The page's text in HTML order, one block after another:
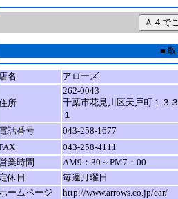
■
店名 アローズ
所
262‐0043
千葉市花見川区天戸町１３
１
電話番号
043-258-1677
043-258-4111
業時間
AM9：30～PM7：00
定休日
毎週月曜日
ームページ
http://www.arrows.co.jp/car/